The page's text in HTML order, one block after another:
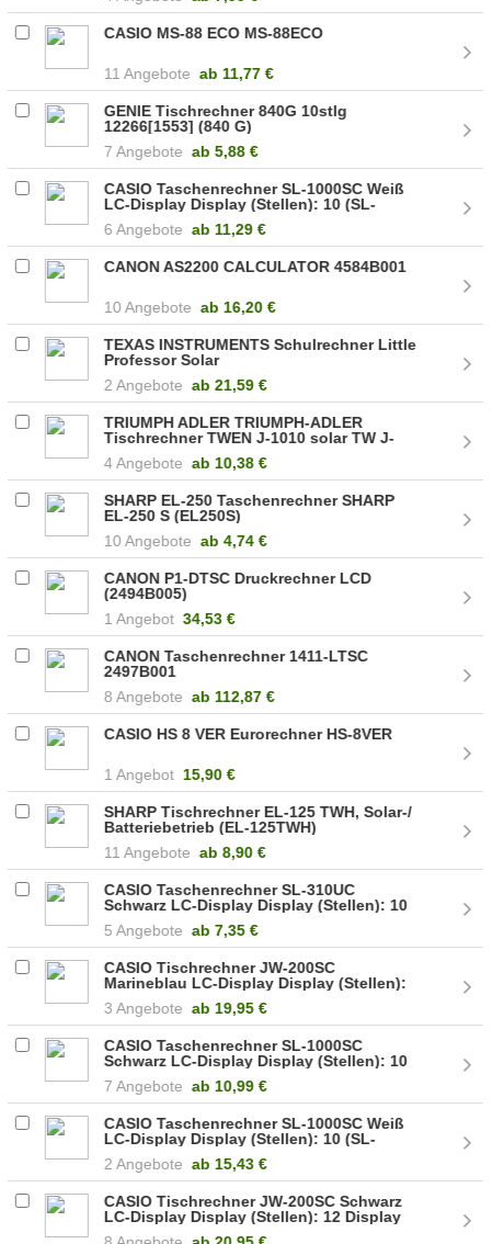
CASIO MS-88 ECO MS-88ECO
11 Angebote ab 11,77 €
GENIE Tischrechner 840G 10stlg
12266[1553] (840 G)
7 Angebote ab 5,88 €
CASIO Taschenrechner SL-1000SC Weiß
LC-Display Display (Stellen): 10 (SL-
6 Angebote ab 11,29 €
CANON AS2200 CALCULATOR 4584B001
10 Angebote ab 16,20 €
TEXAS INSTRUMENTS Schulrechner Little
Professor Solar
2 Angebote ab 21,59 €
TRIUMPH ADLER TRIUMPH-ADLER
Tischrechner TWEN J-1010 solar TW J-
4 Angebote ab 10,38 €
SHARP EL-250 Taschenrechner SHARP
EL-250 S (EL250S)
10 Angebote ab4,74 €
CANON P1-DTSC Druckrechner LCD
(2494B005)
1 Angebot 34,53 €
CANON Taschenrechner 1411-LTSC
2497B001
8 Angebote ab 112,87 €
CASIO HS 8 VER Eurorechner HS-8VER
1 Angebot 15,90 €
SHARP Tischrechner EL-125 TWH, Solar-/
Batteriebetrieb (EL-125TWH)
11 Angebote ab 8,90 €
CASIO Taschenrechner SL-310UC
Schwarz LC-Display Display (Stellen): 10
5 Angebote ab 7,35 €
CASIO Tischrechner JW-200SC
Marineblau LC-Display Display (Stellen):
3 Angebote ab 19,95 €
CASIO Taschenrechner SL-1000SC
Schwarz LC-Display Display (Stellen): 10
7 Angebote ab 10,99 €
CASIO Taschenrechner SL-1000SC Weiß
LC-Display Display (Stellen): 10 (SL-
2 Angebote ab 15,43 €
CASIO Tischrechner JW-200SC Schwarz
LC-Display Display (Stellen): 12 Display